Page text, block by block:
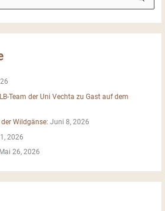
Team der Uni Vechta zu Gast auf dem
Wildgänse: Juni 8, 2026
2026
Mai 26, 2026